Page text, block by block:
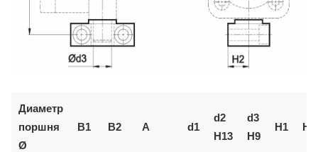
Диаметр
поршня
Ø
B1 B2 A d1
d2
H13
d3
H9
H1 H2